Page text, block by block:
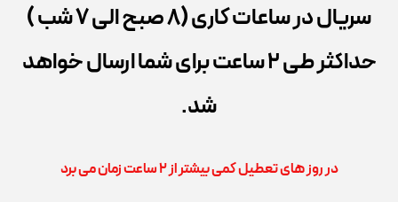
سریال در ساعات کاری (8 صبح الی 7 شب )
حداکثر طی 2 ساعت برای شما ارسال خواهد
شد.
در روز های تعطیل کمی بیشتر از 2 ساعت زمان می برد